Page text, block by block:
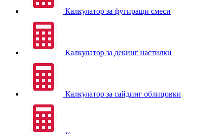
Калкулатор за фугиращи смеси
Калкулатор за декинг настилки
Калкулатор за сайдинг облицовки